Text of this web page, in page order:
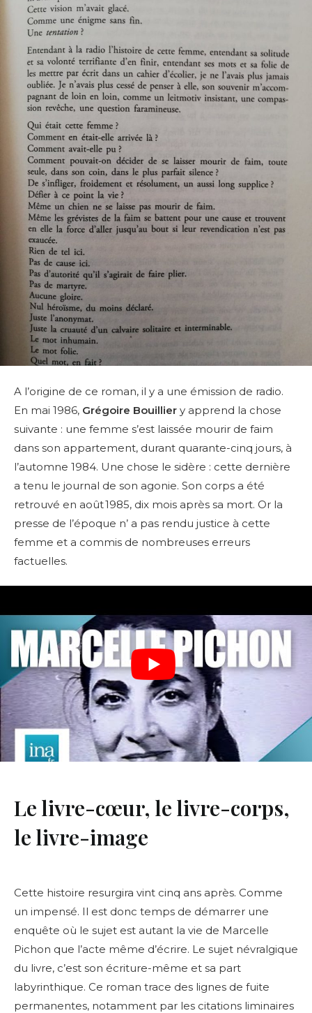
A l’origine de ce roman, il y a une émission de radio.
En mai 1986, Grégoire Bouillier y apprend la chose
suivante : une femme s’est laissée mourir de faim
dans son appartement, durant quarante-cinq jours, à
l’automne 1984. Une chose le sidère : cette dernière
a tenu le journal de son agonie. Son corps a été
retrouvé en août 1985, dix mois après sa mort. Or la
presse de l’époque n’ a pas rendu justice à cette
femme et a commis de nombreuses erreurs
factuelles.
Le livre-cœur, le livre-corps,
le livre-image
Cette histoire resurgira vint cinq ans après. Comme
un impensé. Il est donc temps de démarrer une
enquête où le sujet est autant la vie de Marcelle
Pichon que l’acte même d’écrire. Le sujet névralgique
du livre, c’est son écriture-même et sa part
labyrinthique. Ce roman trace des lignes de fuite
permanentes, notamment par les citations liminaires